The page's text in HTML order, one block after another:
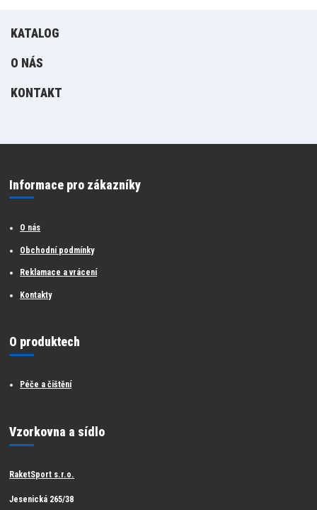
KATALOG
O NÁS
KONTAKT
Informace pro zákazníky
O nás
Obchodní podmínky
Reklamace a vrácení
Kontakty
O produktech
Péče a čištění
Vzorkovna a sídlo
RaketSport s.r.o.
Jesenická 265/38